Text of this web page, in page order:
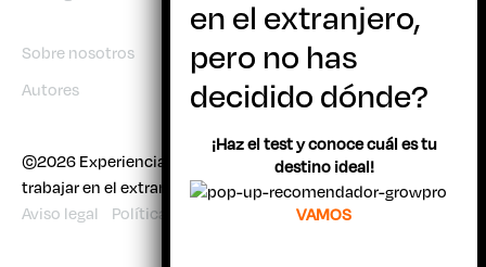
Sobre nosotros
Autores
©2026 Experiencia Joven | Todo sobre viajar, estudiar y
trabajar en el extranjero
Aviso legal
Política de cookies
¡Haz el test y conoce cuál es tu
destino ideal!
VAMOS